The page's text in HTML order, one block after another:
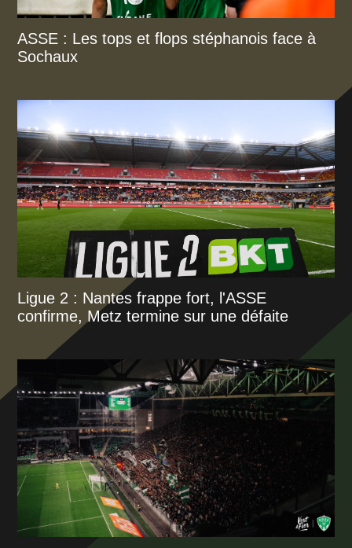
ASSE : Les tops et flops stéphanois face à
Sochaux
Ligue 2 : Nantes frappe fort, l'ASSE
confirme, Metz termine sur une défaite